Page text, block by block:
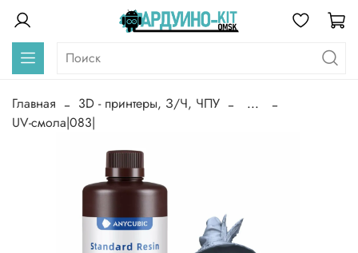
Главная 3D - принтеры, З/Ч, ЧПУ
...
UV-смола|083|